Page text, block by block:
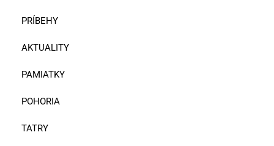
PRÍBEHY
AKTUALITY
PAMIATKY
POHORIA
TATRY